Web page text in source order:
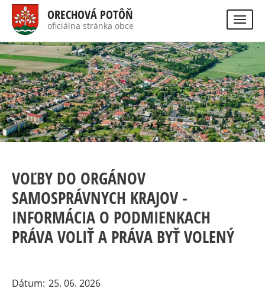
to
content
ORECHOVÁ POTÔŇ
oficiálna stránka obce
site
version
VOĽBY DO ORGÁNOV
SAMOSPRÁVNYCH KRAJOV -
INFORMÁCIA O PODMIENKACH
PRÁVA VOLIŤ A PRÁVA BYŤ VOLENÝ
Dátum 25. 06. 2026